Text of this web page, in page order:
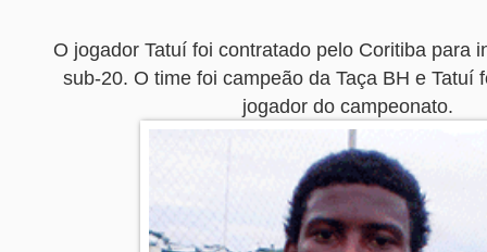
O jogador Tatuí foi contratado pelo Coritiba para
sub-20. O time foi campeão da Taça BH e Tatuí
jogador do campeonato.